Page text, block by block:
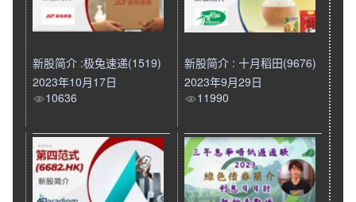
新股简介 :极兔速递(1519)
2023年10月17日
10636
新股简介 : 十月稻田(9676)
2023年9月29日
11990